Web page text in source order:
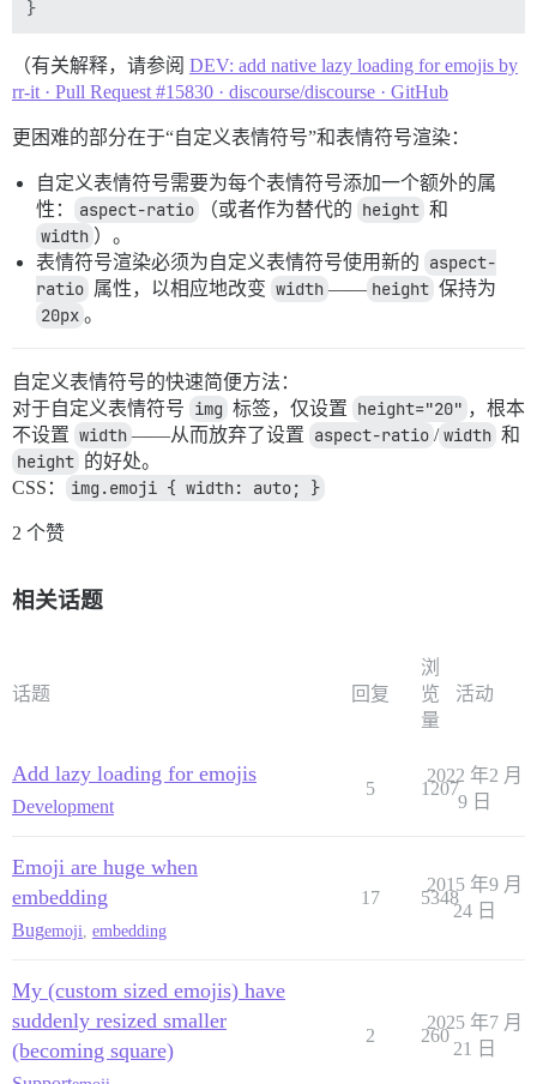
（有关解释，请参阅 DEV: add native lazy loading for emojis by
rr-it · Pull Request #15830 · discourse/discourse · GitHub
更困难的部分在于“自定义表情符号”和表情符号渲染：
自定义表情符号需要为每个表情符号添加一个额外的属
性：
aspect-ratio （或者作为替代的 height 和
width ）。
表情符号渲染必须为自定义表情符号使用新的 aspect-
ratio 属性，以相应地改变 width —— height 保持为
20px 。
自定义表情符号的快速简便方法：
对于自定义表情符号 img 标签，仅设置 height="20" ，根本
不设置 width ——从而放弃了设置 aspect-ratio / width 和
height 的好处。
CSS：
img.emoji { width: auto; }
2 个赞
相关话题
话题 回复
浏
览
量
活动
Add lazy loading for emojis
Development
5 1207
2022 年2 月
9 日
Emoji are huge when
embedding
Bugemoji embedding
17 5348
2015 年9 月
24 日
My (custom sized emojis) have
suddenly resized smaller
(becoming square)
2 260
2025 年7 月
21 日